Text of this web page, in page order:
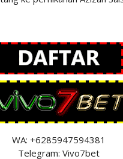
WA: +6285947594381
Telegram: Vivo7bet